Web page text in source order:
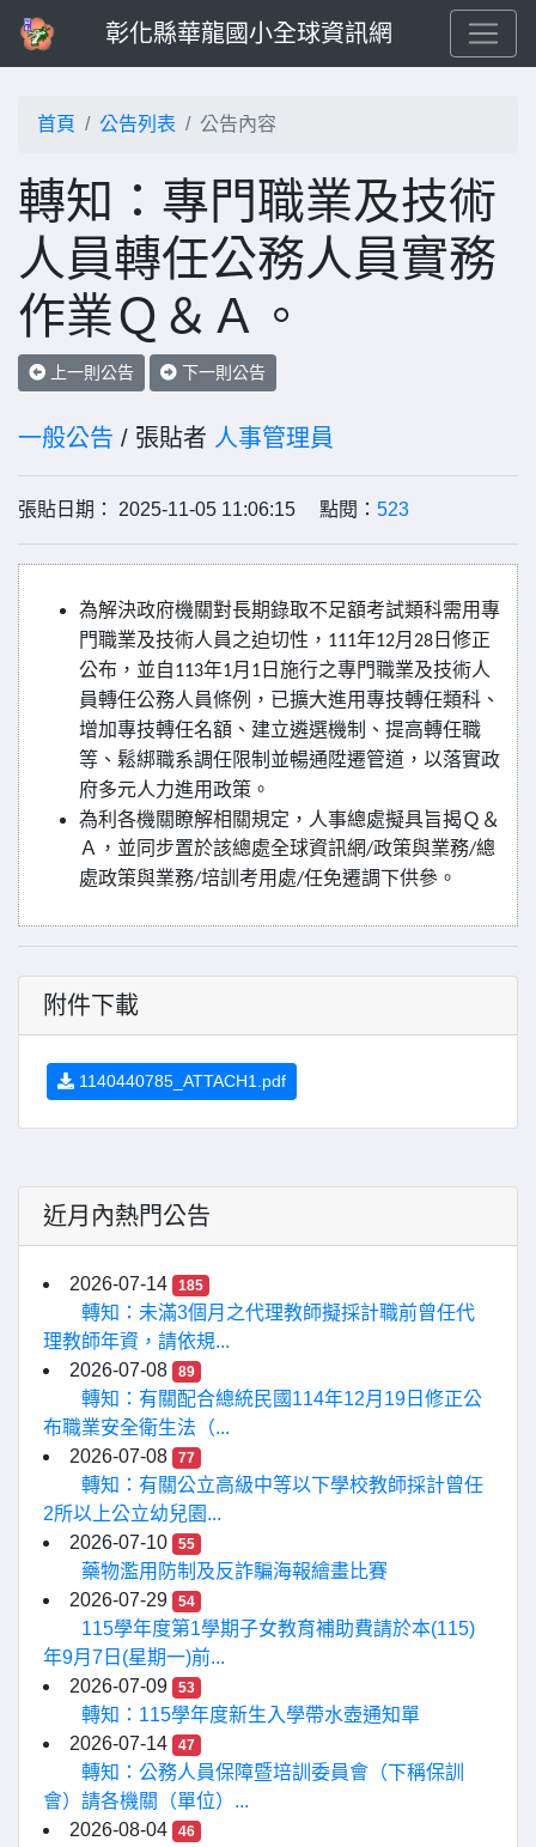
彰化縣華龍國小全球資訊網
首頁 公告列表 公告內容
轉知：專門職業及技術
人員轉任公務人員實務
作業Ｑ＆Ａ。
上一則公告 下一則公告
一般公告 / 張貼者 人事管理員
張貼日期： 2025-11-05 11:06:15 點閱： 523
為解決政府機關對長期錄取不足額考試類科需用專
門職業及技術人員之迫切性， 111年12月 28 日修正
公布，並自113年1月 1 日施行之專門職業及技術人
員轉任公務人員條例，已擴大進用專技轉任類科、
增加專技轉任名額、建立遴選機制、提高轉任職
等、鬆綁職系調任限制並暢通陞遷管道，以落實政
府多元人力進用政策。
為利各機關瞭解相關規定，人事總處擬具旨揭Ｑ＆
Ａ，並同步置於該總處全球資訊網/政策與業務/總
處政策與業務/培訓考用處/任免遷調下供參。
附件下載
1140440785_ATTACH1.pdf
近月內熱門公告
2026-07-14 185
轉知：未滿3個月之代理教師擬採計職前曾任代
理教師年資，請依規...
2026-07-08
89
轉知：有關配合總統民國114年12月19日修正公
布職業安全衛生法（...
2026-07-08
77
轉知：有關公立高級中等以下學校教師採計曾任
2所以上公立幼兒園...
2026-07-10
55
藥物濫用防制及反詐騙海報繪畫比賽
2026-07-29
54
115學年度第1學期子女教育補助費請於本(115)
年9月7日(星期一)前...
2026-07-09
53
轉知：115學年度新生入學帶水壺通知單
2026-07-14
47
轉知：公務人員保障暨培訓委員會（下稱保訓
會）請各機關（單位）...
2026-08-04
46